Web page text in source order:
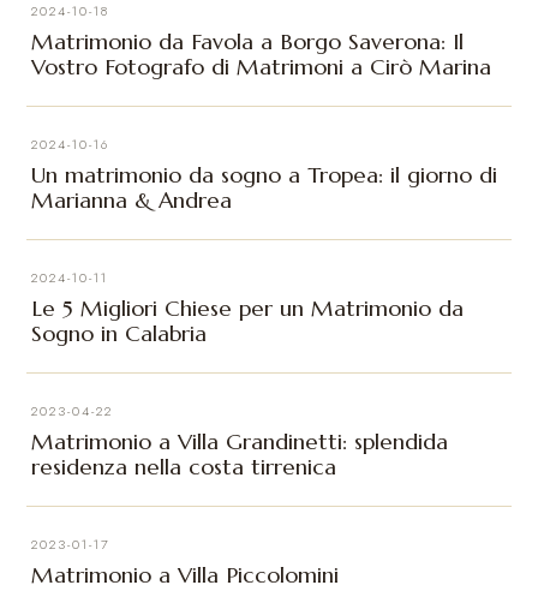
2024-10-18
Matrimonio da Favola a Borgo Saverona: Il
Vostro Fotografo di Matrimoni a Cirò Marina
2024-10-16
Un matrimonio da sogno a Tropea: il giorno di
Marianna & Andrea
2024-10-11
Le 5 Migliori Chiese per un Matrimonio da
Sogno in Calabria
2023-04-22
Matrimonio a Villa Grandinetti: splendida
residenza nella costa tirrenica
2023-01-17
Matrimonio a Villa Piccolomini